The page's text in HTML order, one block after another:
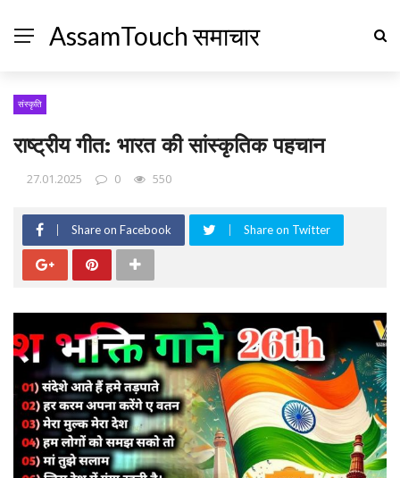
AssamTouch समाचार
संस्कृति
राष्ट्रीय गीत: भारत की सांस्कृतिक पहचान
27.01.2025 0 550
Share on Facebook Share on Twitter